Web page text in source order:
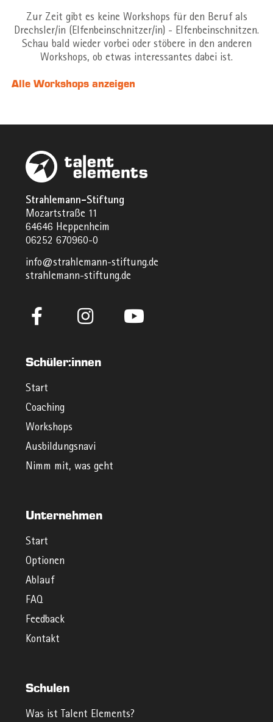
Zur Zeit gibt es keine Workshops für den Beruf als
Drechsler/in (Elfenbeinschnitzer/in) - Elfenbeinschnitzen.
Schau bald wieder vorbei oder stöbere in den anderen
Workshops, ob etwas interessantes dabei ist.
Alle Workshops anzeigen
Strahlemann-Stiftung
Mozartstraße 11
64646 Heppenheim
06252 670960-0
info@strahlemann-stiftung.de
strahlemann-stiftung.de
Schüler:innen
Start
Coaching
Workshops
Ausbildungsnavi
Nimm mit, was geht
Unternehmen
Start
Optionen
Ablauf
FAQ
Feedback
Kontakt
Schulen
Was ist Talent Elements?